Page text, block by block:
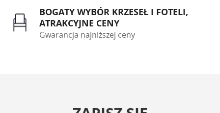
BOGATY WYBÓR KRZESEŁ I FOTELI,
ATRAKCYJNE CENY
Gwarancja najniższej ceny